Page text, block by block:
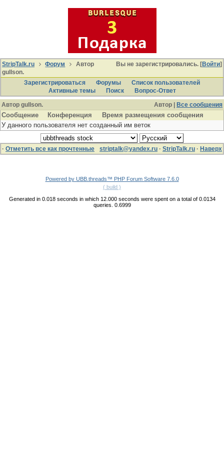
Вы не зарегистрировались. [Войти]
StripTalk.ru Форум
Автор
gullson.
Зарегистрироваться
Форумы
Список пользователей
Активные темы
Поиcк
Вопрос-Ответ
Автор |
Все сообщения
Автор gullson.
Сообщение Конференция
Время размещения сообщения
У данного пользователя нет созданный им веток
· Отметить все как прочтенные striptalk@yandex.ru · StripTalk.ru · Наверх
Powered by UBB.threads™ PHP Forum Software 7.6.0
( build )
Generated in 0.018 seconds in which 12.000 seconds were spent on a total of 0.0134
queries. 0.6999